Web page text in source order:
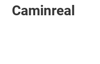
Caminreal